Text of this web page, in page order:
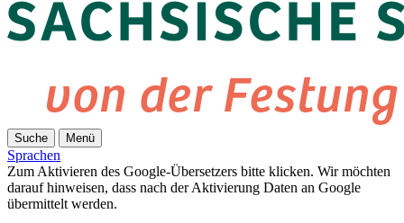
Suche Menü
Sprachen
Zum Aktivieren des Google-Übersetzers bitte klicken. Wir möchten
darauf hinweisen, dass nach der Aktivierung Daten an Google
übermittelt werden.